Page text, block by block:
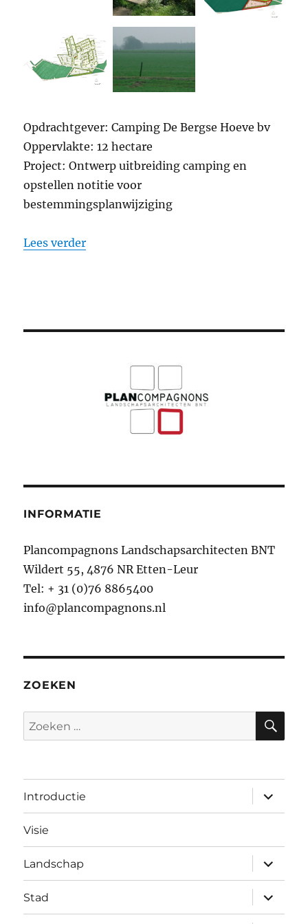
Opdrachtgever: Camping De Bergse Hoeve bv
Oppervlakte: 12 hectare
Project: Ontwerp uitbreiding camping en
opstellen notitie voor
bestemmingsplanwijziging
Lees verder“Uitbreiding Camping De Bergse
INFORMATIE
Plancompagnons Landschapsarchitecten BNT
Wildert 55, 4876 NR Etten-Leur
Tel: + 31 (0)76 8865400
info@plancompagnons.nl
ZOEKEN
Zoeken
naar:
Introductie
Visie
Landschap
Stad